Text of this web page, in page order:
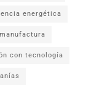
energética
con tecnología